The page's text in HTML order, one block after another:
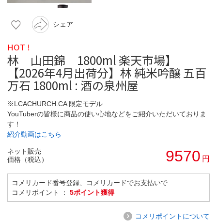
シェア
HOT !
林 山田錦 1800ml 楽天市場】
【2026年4月出荷分】林 純米吟醸 五百
万石 1800ml : 酒の泉州屋
※LCACHURCH.CA 限定モデル
YouTuberの皆様に商品の使い心地などをご紹介いただいておりま
す！
紹介動画はこちら
ネット販売
価格（税込）
9570 円
コメリカード番号登録、コメリカードでお支払いで
コメリポイント ： 5ポイント獲得
コメリポイントについて